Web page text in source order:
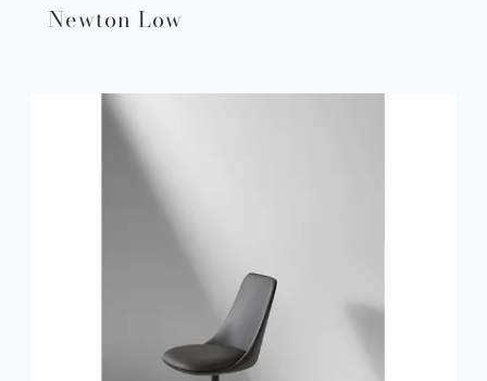
Newton Low